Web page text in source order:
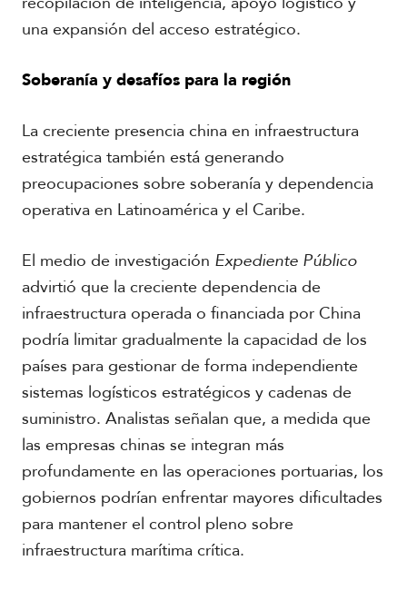
una expansión del acceso estratégico.
Soberanía y desafíos para la región
La creciente presencia china en infraestructura
estratégica también está generando
preocupaciones sobre soberanía y dependencia
operativa en Latinoamérica y el Caribe.
El medio de investigación Expediente Público
advirtió que la creciente dependencia de
infraestructura operada o financiada por China
podría limitar gradualmente la capacidad de los
países para gestionar de forma independiente
sistemas logísticos estratégicos y cadenas de
suministro. Analistas señalan que, a medida que
las empresas chinas se integran más
profundamente en las operaciones portuarias, los
gobiernos podrían enfrentar mayores dificultades
para mantener el control pleno sobre
infraestructura marítima crítica.